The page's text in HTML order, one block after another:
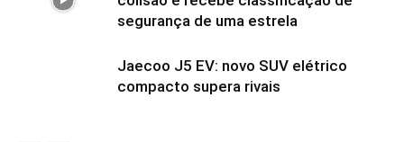
segurança de uma estrela
Jaecoo J5 EV: novo SUV elétrico
compacto supera rivais